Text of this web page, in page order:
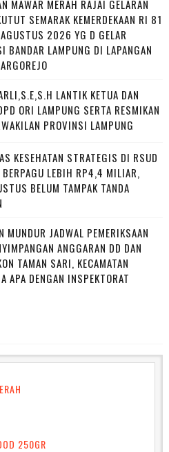
MAWAR MERAH RAJAI GELARAN
SEMARAK KEMERDEKAAN RI 81
2026 YG D GELAR
BANDAR LAMPUNG DI LAPANGAN
LANTIK KETUA DAN
ORI LAMPUNG SERTA RESMIKAN
PROVINSI LAMPUNG
KESEHATAN STRATEGIS DI RSUD
BERPAGU LEBIH RP4,4 MILIAR,
BELUM TAMPAK TANDA
MUNDUR JADWAL PEMERIKSAAN
ANGGARAN DD DAN
TAMAN SARI, KECAMATAN
APA DENGAN INSPEKTORAT
250GR